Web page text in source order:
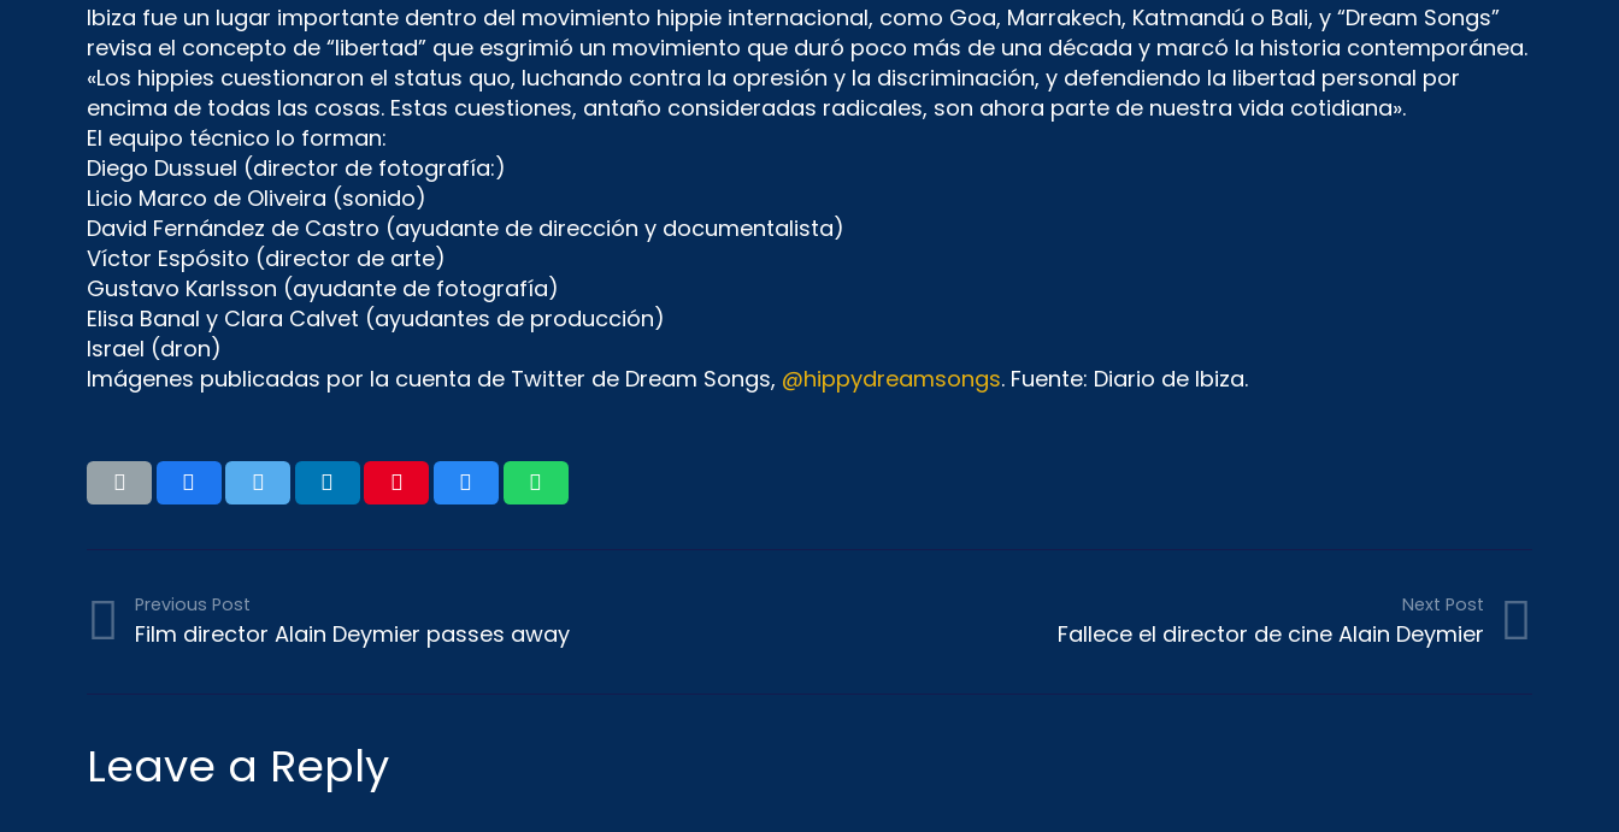
Ibiza fue un lugar importante dentro del movimiento hippie internacional, como Goa, Marrakech, Katmandú o Bali, y “Dream Songs”
revisa el concepto de “libertad” que esgrimió un movimiento que duró poco más de una década y marcó la historia contemporánea.
«Los hippies cuestionaron el status quo, luchando contra la opresión y la discriminación, y defendiendo la libertad personal por
encima de todas las cosas. Estas cuestiones, antaño consideradas radicales, son ahora parte de nuestra vida cotidiana».
El equipo técnico lo forman:
Diego Dussuel (director de fotografía:)
Licio Marco de Oliveira (sonido)
David Fernández de Castro (ayudante de dirección y documentalista)
Víctor Espósito (director de arte)
Gustavo Karlsson (ayudante de fotografía)
Elisa Banal y Clara Calvet (ayudantes de producción)
Israel (dron)
Imágenes publicadas por la cuenta de Twitter de Dream Songs, @hippydreamsongs. Fuente: Diario de Ibiza.
Previous Post
Film director Alain Deymier passes away
Next Post
Fallece el director de cine Alain Deymier
Leave a Reply